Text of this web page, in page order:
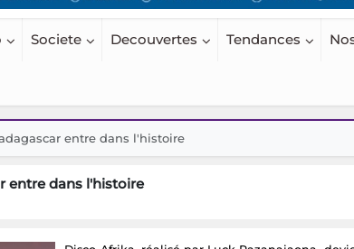
Societe Decouvertes Tendances
entre dans l'histoire
entre dans l'histoire